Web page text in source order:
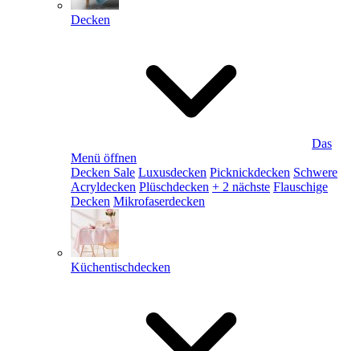
Decken
Das
Menü öffnen
Decken Sale Luxusdecken Picknickdecken Schwere
Acryldecken Plüschdecken + 2 nächste Flauschige
Decken Mikrofaserdecken
Küchentischdecken